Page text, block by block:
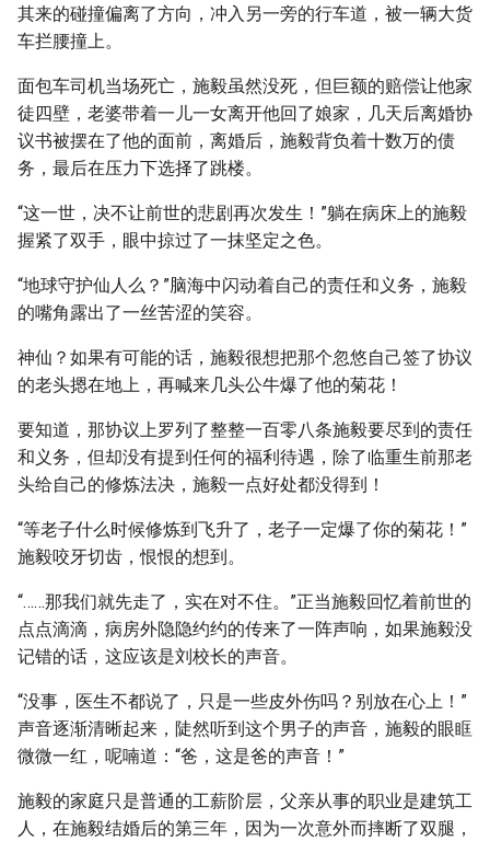
其来的碰撞偏离了方向，冲入另一旁的行车道，被一辆大货
车拦腰撞上。
面包车司机当场死亡，施毅虽然没死，但巨额的赔偿让他家
徒四壁，老婆带着一儿一女离开他回了娘家，几天后离婚协
议书被摆在了他的面前，离婚后，施毅背负着十数万的债
务，最后在压力下选择了跳楼。
“这一世，决不让前世的悲剧再次发生！”躺在病床上的施毅
握紧了双手，眼中掠过了一抹坚定之色。
“地球守护仙人么？”脑海中闪动着自己的责任和义务，施毅
的嘴角露出了一丝苦涩的笑容。
神仙？如果有可能的话，施毅很想把那个忽悠自己签了协议
的老头摁在地上，再喊来几头公牛爆了他的菊花！
要知道，那协议上罗列了整整一百零八条施毅要尽到的责任
和义务，但却没有提到任何的福利待遇，除了临重生前那老
头给自己的修炼法决，施毅一点好处都没得到！
“等老子什么时候修炼到飞升了，老子一定爆了你的菊花！”
施毅咬牙切齿，恨恨的想到。
“……那我们就先走了，实在对不住。”正当施毅回忆着前世的
点点滴滴，病房外隐隐约约的传来了一阵声响，如果施毅没
记错的话，这应该是刘校长的声音。
“没事，医生不都说了，只是一些皮外伤吗？别放在心上！”
声音逐渐清晰起来，陡然听到这个男子的声音，施毅的眼眶
微微一红，呢喃道：“爸，这是爸的声音！”
施毅的家庭只是普通的工薪阶层，父亲从事的职业是建筑工
人，在施毅结婚后的第三年，因为一次意外而摔断了双腿，